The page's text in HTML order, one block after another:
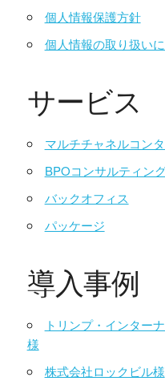
個人情報保護方針
個人情報の取り扱い
サービス
マルチチャネルコン
BPOコンサルティン
バックオフィス
パッケージ
導入事例
トリンプ・インター
様
株式会社ロックビル様